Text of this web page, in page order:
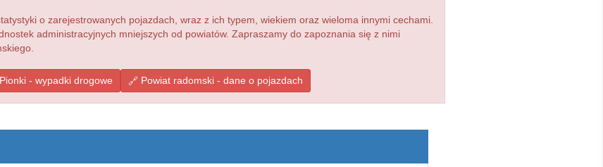
o zarejestrowanych pojazdach, wraz z ich typem, wiekiem oraz wieloma innymi cechami.
administracyjnych mniejszych od powiatów. Zapraszamy do zapoznania się z nimi
- wypadki drogowe Powiat radomski - dane o pojazdach